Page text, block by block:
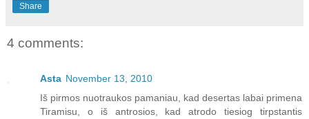
Share
4 comments:
Asta November 13, 2010
Iš pirmos nuotraukos pamaniau, kad desertas labai primena
Tiramisu, o iš antrosios, kad atrodo tiesiog tirpstantis